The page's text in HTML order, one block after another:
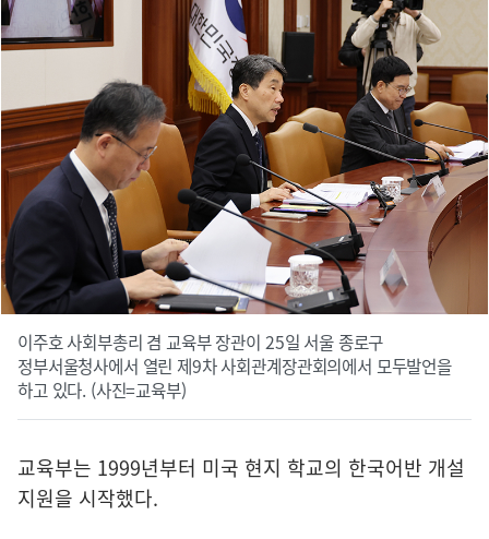
이주호 사회부총리 겸 교육부 장관이 25일 서울 종로구
정부서울청사에서 열린 제9차 사회관계장관회의에서 모두발언을
하고 있다. (사진=교육부)
교육부는 1999년부터 미국 현지 학교의 한국어반 개설
지원을 시작했다.